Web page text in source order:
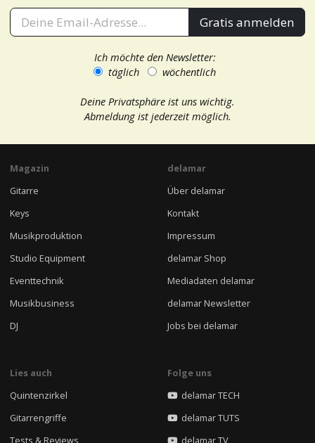
Gratis anmelden
Ich möchte den Newsletter:
täglich
wöchentlich
Deine Privatsphäre ist uns wichtig.
Abmeldung ist jederzeit möglich.
Magazin
Gitarre
Keys
Musikproduktion
Studio Equipment
Eventtechnik
Musikbusiness
DJ
delamar
Über delamar
Kontakt
Impressum
delamar Shop
Mediadaten delamar
delamar Newsletter
Jobs bei delamar
Lies auch
Quintenzirkel
Gitarrengriffe
Tests & Reviews
Folge uns
delamar TECH
delamar TUTS
delamar TV